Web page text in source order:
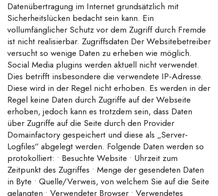
Datenübertragung im Internet grundsätzlich mit
Sicherheitslücken bedacht sein kann. Ein
vollumfänglicher Schutz vor dem Zugriff durch Fremde
ist nicht realisierbar. Zugriffsdaten Der Websitebetreiber
versucht so wenige Daten zu erheben wie möglich.
Social Media plugins werden aktuell nicht verwendet.
Dies betrifft insbesondere die verwendete IP-Adresse.
Diese wird in der Regel nicht erhoben. Es werden in der
Regel keine Daten durch Zugriffe auf der Webseite
erhoben, jedoch kann es trotzdem sein, dass Daten
über Zugriffe auf die Seite durch den Provider
Domainfactory gespeichert und diese als „Server-
Logfiles“ abgelegt werden. Folgende Daten werden so
protokolliert: • Besuchte Website • Uhrzeit zum
Zeitpunkt des Zugriffes • Menge der gesendeten Daten
in Byte • Quelle/Verweis, von welchem Sie auf die Seite
gelangten • Verwendeter Browser • Verwendetes